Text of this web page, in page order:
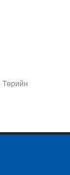
Төрийн